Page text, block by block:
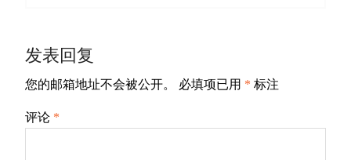
发表回复
您的邮箱地址不会被公开。 必填项已用 * 标注
评论 *